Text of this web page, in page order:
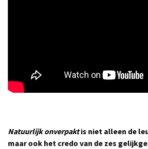
Natuurlijk onverpaktis niet alleen de
maar ook het credo van de zes